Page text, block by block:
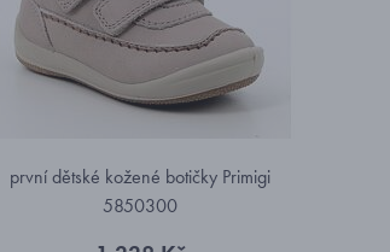
první dětské kožené botičky Primigi
5850300